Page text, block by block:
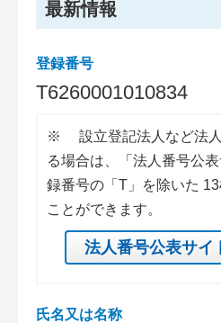
最新情報
登録番号
T6260001010834
※
設立登記法人など法
る場合は、「法人番号公
録番号の「T」を除いた
ことができます。
法人番号公表サイ
氏名又は名称